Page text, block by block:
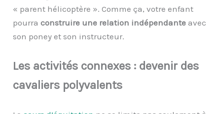
« parent hélicoptère ». Comme ça, votre enfant
pourraconstruire une relation indépendante avec
son poney et son instructeur.
Les activités connexes : devenir des
cavaliers polyvalents